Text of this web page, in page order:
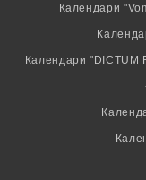
Календари
Календари "DICTUM